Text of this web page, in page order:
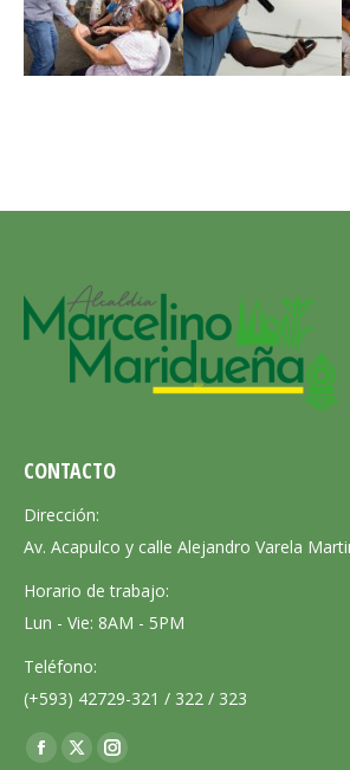
CONTACTO
Dirección:
Av. Acapulco y calle Alejandro Varela
Horario de trabajo:
Lun - Vie: 8AM - 5PM
Teléfono:
(+593) 42729-321 / 322 / 323
Encuéntranos en:
Facebook
X
Instagram